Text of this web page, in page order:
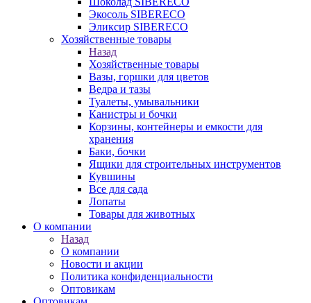
Экосоль SIBERECO
Эликсир SIBERECO
Хозяйственные товары
Назад
Хозяйственные товары
Вазы, горшки для цветов
Ведра и тазы
Туалеты, умывальники
Канистры и бочки
Корзины, контейнеры и емкости для
хранения
Баки, бочки
Ящики для строительных инструментов
Кувшины
Все для сада
Лопаты
Товары для животных
О компании
Назад
О компании
Новости и акции
Политика конфиденциальности
Оптовикам